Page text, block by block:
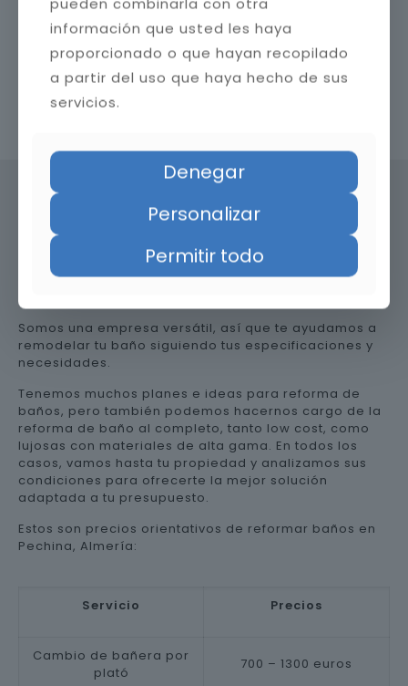
Precio de reformar el baño en
Almería
Somos una empresa versátil, así que te ayudamos a
remodelar tu baño siguiendo tus especificaciones y
necesidades.
Tenemos muchos planes e ideas para reforma de
baños, pero también podemos hacernos cargo de la
reforma de baño al completo, tanto low cost, como
lujosas con materiales de alta gama. En todos los
casos, vamos hasta tu propiedad y analizamos sus
condiciones para ofrecerte la mejor solución
adaptada a tu presupuesto.
Estos son precios orientativos de reformar baños en
Pechina, Almería:
Servicio Precios
Cambio de bañera por
plató
700 – 1300 euros
información que usted les haya
proporcionado o que hayan recopilado
a partir del uso que haya hecho de sus
servicios.
Denegar
Personalizar
Permitir todo